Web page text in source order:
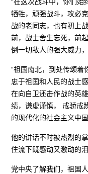
“在这次战斗中，你们始
牺牲，顽强战斗，攻必
战的老同志，也有初上
前，战士舍生忘死，前
倒一切敌人的强大威力
“祖国南北，到处传颂着
忠于祖国和人民的战士
在向自卫还击作战的英
绩，谦虚谨慎， 戒骄戒
的现代化的社会主义中
他的讲话不时被热烈的
住流下既感动又激动的泪
党中央了解我们，祖国